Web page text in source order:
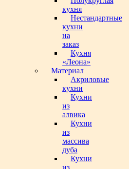
кухня
Нестандартные
кухни
на
заказ
Кухня
«Леона»
Материал
Акриловые
кухни
Кухни
из
алвика
Кухни
из
массива
дуба
Кухни
из